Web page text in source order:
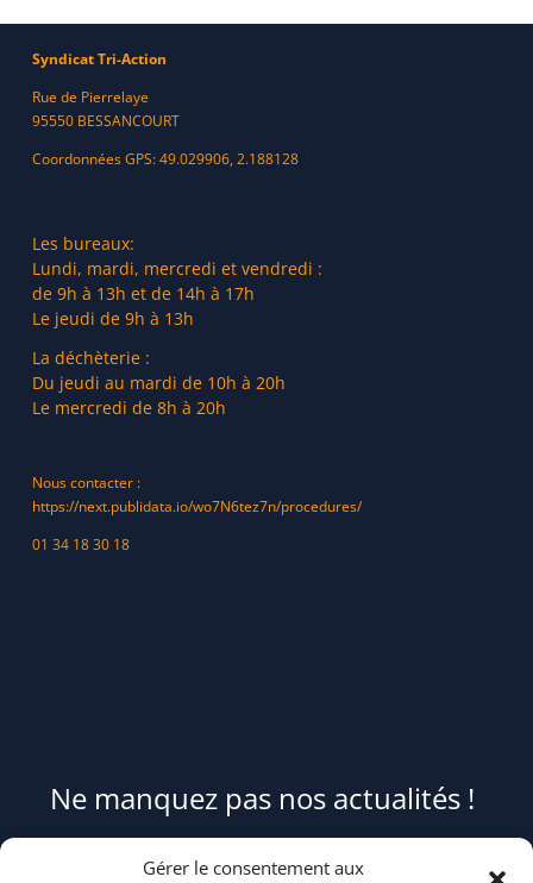
Gérer le consentement aux
Syndicat Tri-Action
Rue de Pierrelaye
95550 BESSANCOURT
Coordonnées GPS: 49.029906, 2.188128
Les bureaux:
Lundi, mardi, mercredi et vendredi :
de 9h à 13h et de 14h à 17h
Le jeudi de 9h à 13h
La déchèterie :
Du jeudi au mardi de 10h à 20h
Le mercredi de 8h à 20h
Nous contacter :
https://next.publidata.io/wo7N6tez7n/procedures/
01 34 18 30 18
Ne manquez pas nos actualités !